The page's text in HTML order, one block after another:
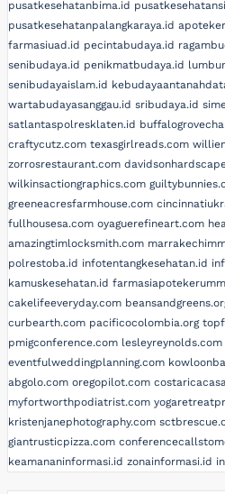
pusatkesehatanbima.id
pusatkesehatanpalangkaraya.id
farmasiuad.id pecintabudaya.id
senibudaya.id penikmatbudaya.id
senibudayaislam.id
wartabudayasanggau.id sribudaya.id
satlantaspolresklaten.id
craftycutz.com texasgirlreads.com
zorrosrestaurant.com
wilkinsactiongraphics.com
greeneacresfarmhouse.com
fullhousesa.com oyaguerefineart.com
amazingtimlocksmith.com
polrestoba.id infotentangkesehatan.id
kamuskesehatan.id
cakelifeeveryday.com
curbearth.com pacificocolombia.org
pmigconference.com lesleyreynolds.com
eventfulweddingplanning.com
abgolo.com oregopilot.com
myfortworthpodiatrist.com
kristenjanephotography.com
giantrusticpizza.com
keamananinformasi.id zonainformasi.id